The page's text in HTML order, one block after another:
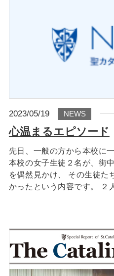
2023/05/19 NEWS
心温まるエピソード
先日、一般の方から本校に
本校の女子生徒２名が、街
を偶然見かけ、 その生徒た
かったという内容です。 ２